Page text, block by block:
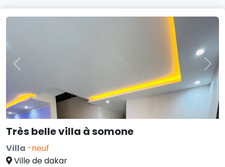
Previous Next
Très belle villa à somone
Villa -neuf
Ville de dakar